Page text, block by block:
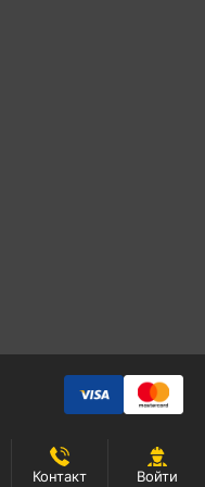
и удобные
вашими надежными
Приглашаем вас
в интернет-магазине
кулинарный мир
Контакт Войти